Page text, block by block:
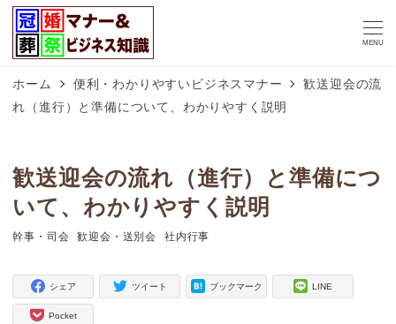
MENU
ホーム 便利・わかりやすいビジネスマナー
歓送迎会の流
れ（進行）と準備について、わかりやすく説明
歓送迎会の流れ（進行）と準備につ
いて、わかりやすく説明
タグ
幹事・司会
タグ
歓迎会・送別会
タグ
社内行事
シェア ツイート ブックマーク LINE
Pocket